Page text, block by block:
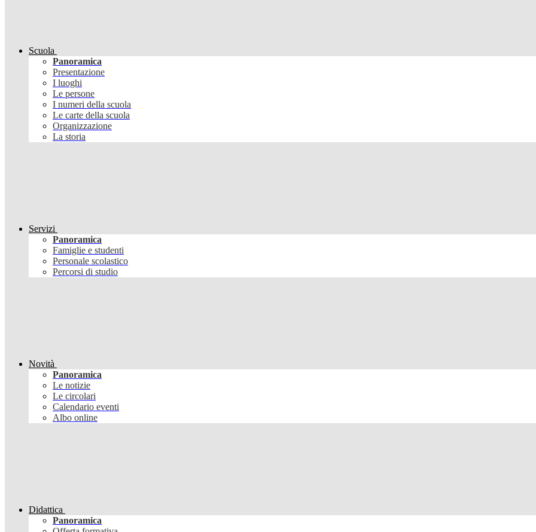
Scuola
Panoramica
Presentazione
I luoghi
Le persone
I numeri della scuola
Le carte della scuola
Organizzazione
La storia
Servizi
Panoramica
Famiglie e studenti
Personale scolastico
Percorsi di studio
Novità
Panoramica
Le notizie
Le circolari
Calendario eventi
Albo online
Didattica
Panoramica